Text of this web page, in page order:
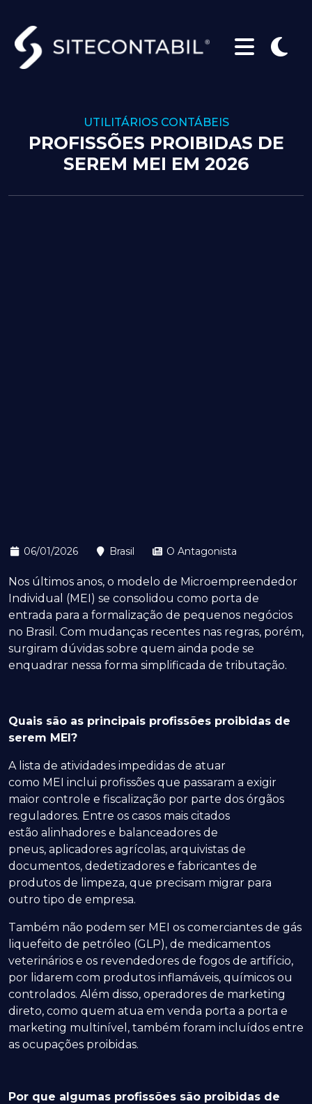
UTILITÁRIOS CONTÁBEIS
PROFISSÕES PROIBIDAS DE
SEREM MEI EM 2026
06/01/2026 Brasil O Antagonista
Nos últimos anos, o modelo de Microempreendedor
Individual (MEI) se consolidou como porta de
entrada para a formalização de pequenos negócios
no Brasil. Com mudanças recentes nas regras, porém,
surgiram dúvidas sobre quem ainda pode se
enquadrar nessa forma simplificada de tributação.
Quais são as principais profissões proibidas de
serem MEI?
A lista de atividades impedidas de atuar
como MEI inclui profissões que passaram a exigir
maior controle e fiscalização por parte dos órgãos
reguladores. Entre os casos mais citados
estão alinhadores e balanceadores de
pneus, aplicadores agrícolas, arquivistas de
documentos, dedetizadores e fabricantes de
produtos de limpeza, que precisam migrar para
outro tipo de empresa.
Também não podem ser MEI os comerciantes de gás
liquefeito de petróleo (GLP), de medicamentos
veterinários e os revendedores de fogos de artifício,
por lidarem com produtos inflamáveis, químicos ou
controlados. Além disso, operadores de marketing
direto, como quem atua em venda porta a porta e
marketing multinível, também foram incluídos entre
as ocupações proibidas.
Por que algumas profissões são proibidas de